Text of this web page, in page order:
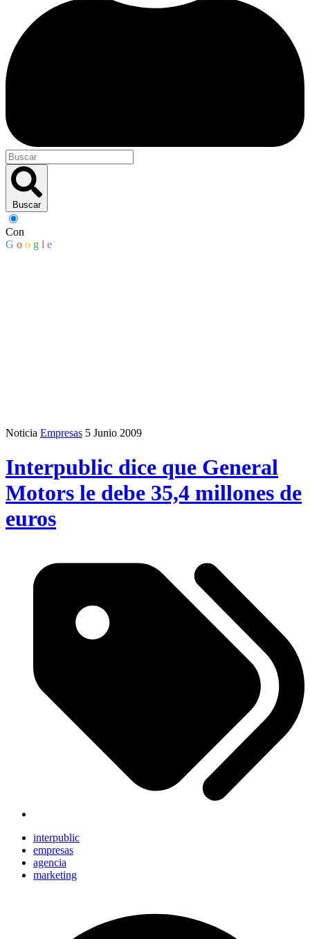
Buscar
Con
G o o g l e
Noticia Empresas 5 Junio 2009
Interpublic dice que General
Motors le debe 35,4 millones de
euros
interpublic
empresas
agencia
marketing